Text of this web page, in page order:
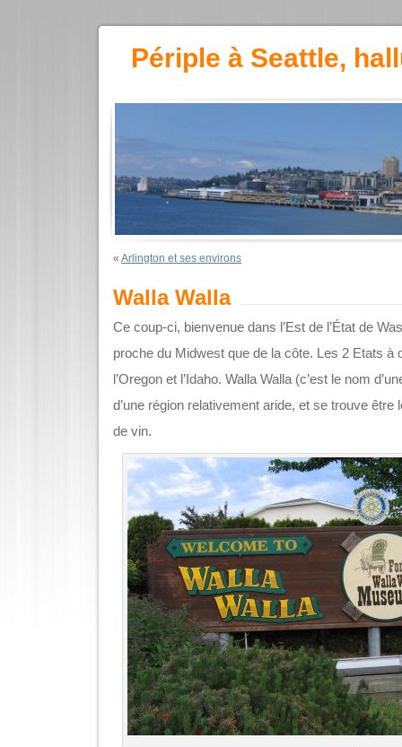
Périple à Seattle,
« Arlington et ses environs
Walla Walla
Ce coup-ci, bienvenue dans l’Est de l’État de
proche du Midwest que de la côte. Les 2 Etats à
l’Oregon et l’Idaho. Walla Walla (c’est le nom
d’une région relativement aride, et se trouve
de vin.